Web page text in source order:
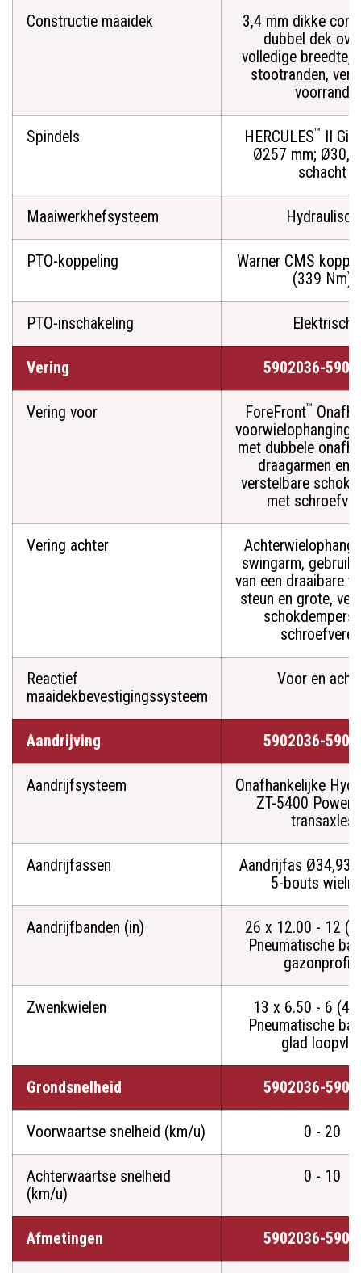
Constructie maaidek
3,4 mm dikke
dubbel dek
volledige breedte,
stootranden,
voorrand
Spindels HERCULES™
II
Ø257 mm;
schacht
Maaiwerkhefsysteem Hydraulisch
PTO-koppeling
Warner CMS
(339 Nm)
PTO-inschakeling Elektrisch
Vering 5902036-
Vering voor ForeFront™
met dubbele
draagarmen en
verstelbare
met
Vering achter
swingarm,
van een draaibare
steun en grote,
schokdempers
Reactief
maaidekbevestigingssysteem
Voor en
Aandrijving 5902036-
Aandrijfsysteem
Onafhankelijke
ZT-5400
transaxles
Aandrijfassen
Aandrijfas Ø34,93
5-bouts
Aandrijfbanden (in)
26 x 12.00 - 12
Pneumatische
gazonprofiel
Zwenkwielen
13 x 6.50 - 6 (4-
Pneumatische
glad
Grondsnelheid 5902036-
Voorwaartse snelheid (km/u) 0 - 20
Achterwaartse snelheid
(km/u)
0 - 10
Afmetingen 5902036-